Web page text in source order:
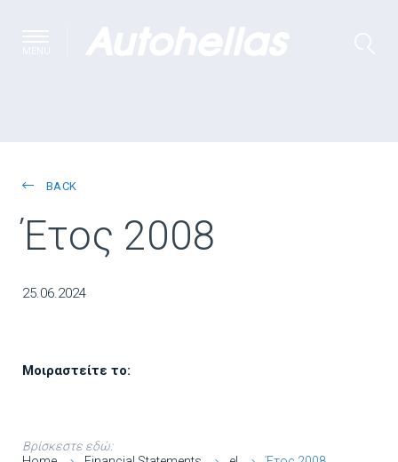
BACK
Έτος 2008
25.06.2024
Μοιραστείτε το:
Βρίσκεστε εδώ: